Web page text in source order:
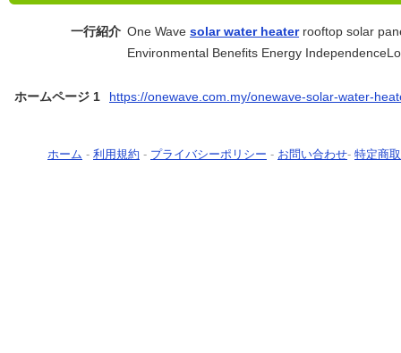
一行紹介 One Wave solar water heaterrooftop solar
Environmental Benefits Energy
ホームページ 1 https://onewave.com.my/onewave-solar-water-
ホーム - 利用規約 - プライバシーポリシー - お問い合わせ- 特定商